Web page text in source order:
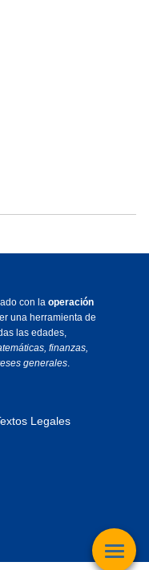
con la operación
una herramienta de
las edades,
finanzas,
generales.
Legales